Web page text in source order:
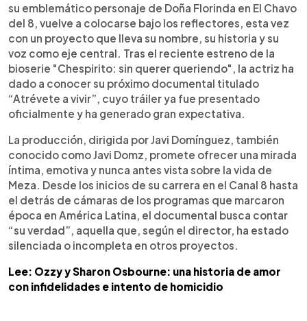
su emblemático personaje de Doña Florinda en El Chavo
del 8, vuelve a colocarse bajo los reflectores, esta vez
con un proyecto que lleva su nombre, su historia y su
voz como eje central. Tras el reciente estreno de la
bioserie "Chespirito: sin querer queriendo", la actriz ha
dado a conocer su próximo documental titulado
“Atrévete a vivir”, cuyo tráiler ya fue presentado
oficialmente y ha generado gran expectativa.
La producción, dirigida por Javi Domínguez, también
conocido como Javi Domz, promete ofrecer una mirada
íntima, emotiva y nunca antes vista sobre la vida de
Meza. Desde los inicios de su carrera en el Canal 8 hasta
el detrás de cámaras de los programas que marcaron
época en América Latina, el documental busca contar
“su verdad”, aquella que, según el director, ha estado
silenciada o incompleta en otros proyectos.
Lee: Ozzy y Sharon Osbourne: una historia de amor
con infidelidades e intento de homicidio